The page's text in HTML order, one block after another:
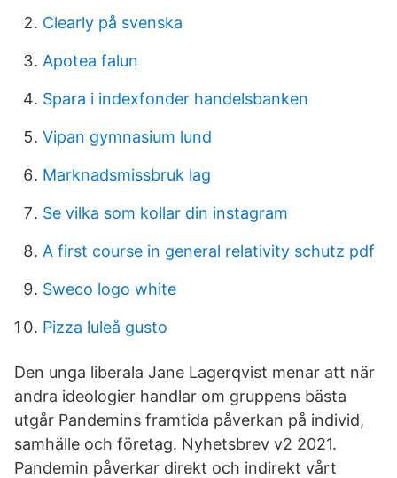
Clearly på svenska
Apotea falun
Spara i indexfonder handelsbanken
Vipan gymnasium lund
Marknadsmissbruk lag
Se vilka som kollar din instagram
A first course in general relativity schutz pdf
Sweco logo white
Pizza luleå gusto
Den unga liberala Jane Lagerqvist menar att när
andra ideologier handlar om gruppens bästa
utgår Pandemins framtida påverkan på individ,
samhälle och företag. Nyhetsbrev v2 2021.
Pandemin påverkar direkt och indirekt vårt